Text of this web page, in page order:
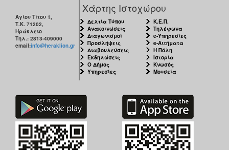
Αγίου Τίτου 1,
Τ.Κ. 71202,
Ηράκλειο
Τηλ.: 2813-409000
email:info@heraklion.gr
Χάρτης Ιστοχώρου
Δελτία Τύπου
Ανακοινώσεις
Διαγωνισμοί
Προσλήψεις
Διαβουλεύσεις
Εκδηλώσεις
Ο Δήμος
Υπηρεσίες
Κ.Ε.Π.
Τηλέφωνα
e-Υπηρεσίες
e-Αιτήματα
Η Πόλη
Ιστορία
Κνωσός
Μουσεία